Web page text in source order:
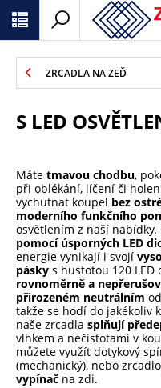
ZRCADLA NA ZEĎ
S LED
Máte tmavou chodbu,
při oblékání, líčení či
vychutnat koupel bez
moderního funkčního
osvětlením z naší nabídky.
pomocí úsporných LED
energie vynikají i svojí
pásky s hustotou 120
rovnoměrně a
přirozeném neutrálním
takže se hodí do jakékoliv
naše zrcadla splňují
vlhkem a nečistotami v
můžete využít dotykový
(mechanický), nebo zrcadlo
vypínač na zdi.